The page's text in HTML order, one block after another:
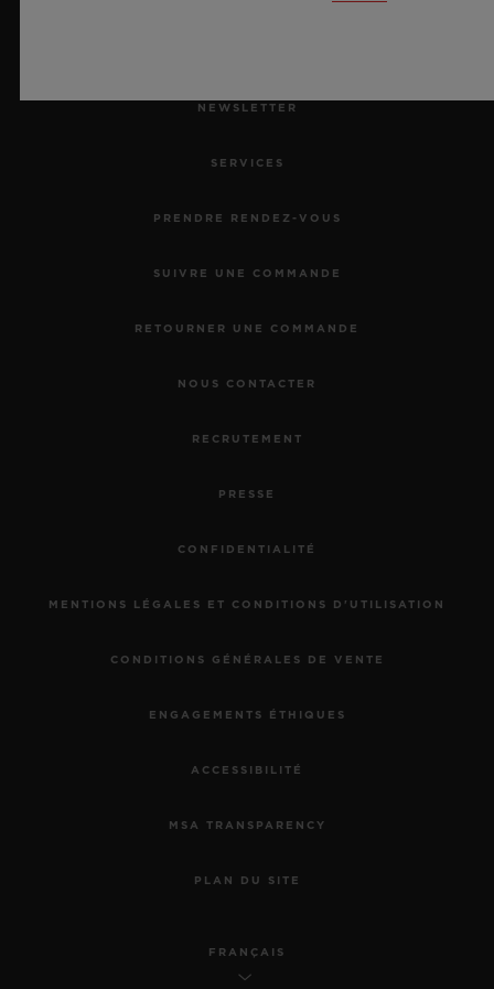
NEWSLETTER
SERVICES
PRENDRE RENDEZ-VOUS
SUIVRE UNE COMMANDE
RETOURNER UNE COMMANDE
NOUS CONTACTER
RECRUTEMENT
PRESSE
CONFIDENTIALITÉ
MENTIONS LÉGALES ET CONDITIONS D'UTILISATION
CONDITIONS GÉNÉRALES DE VENTE
ENGAGEMENTS ÉTHIQUES
ACCESSIBILITÉ
MSA TRANSPARENCY
PLAN DU SITE
FRANÇAIS